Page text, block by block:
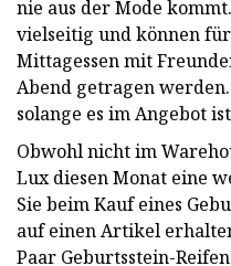
nie aus der Mode
vielseitig und können
Mittagessen mit
Abend getragen
solange es im Angebot
Obwohl nicht im
Lux diesen Monat eine
Sie beim Kauf eines
auf einen Artikel
Paar Geburtsstein-